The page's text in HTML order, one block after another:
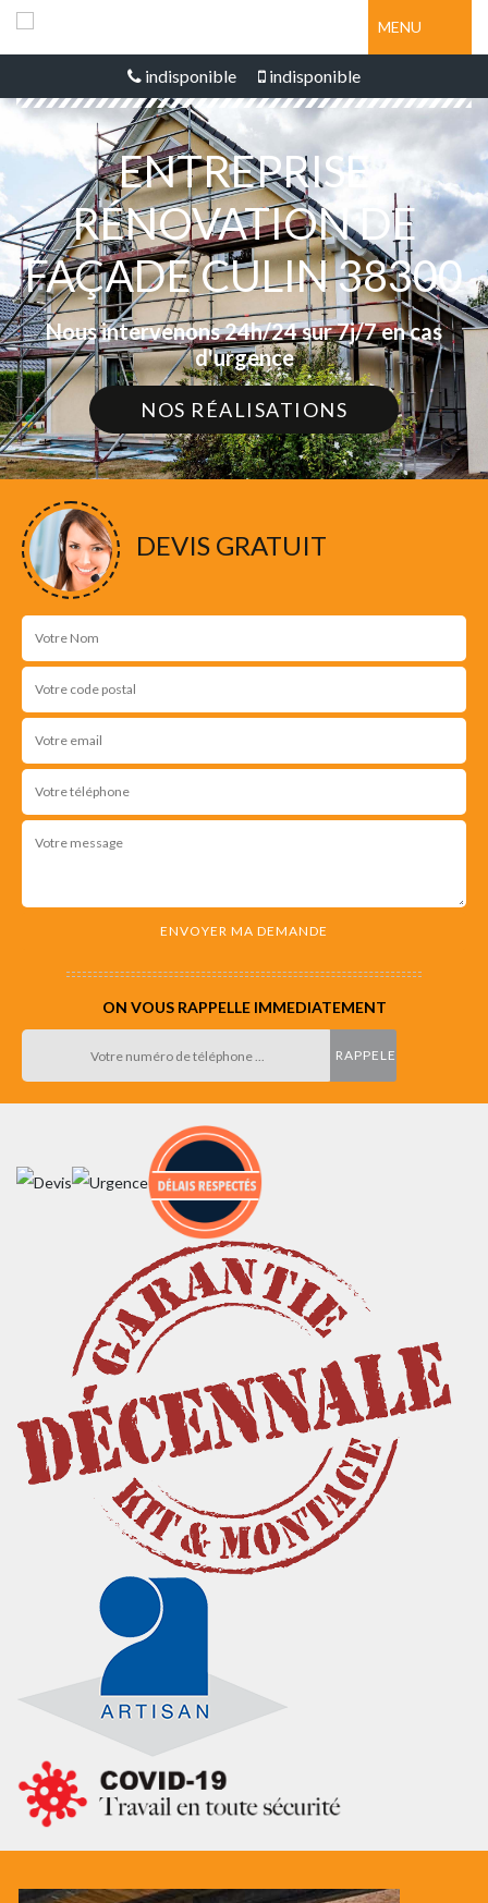
MENU
indisponible indisponible
ENTREPRISE
RÉNOVATION DE
FAÇADE CULIN 38300
Nous intervenons 24h/24 sur 7j/7 en cas
d'urgence
NOS RÉALISATIONS
DEVIS GRATUIT
ON VOUS RAPPELLE IMMEDIATEMENT